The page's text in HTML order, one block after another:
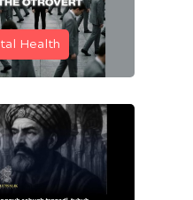
Health